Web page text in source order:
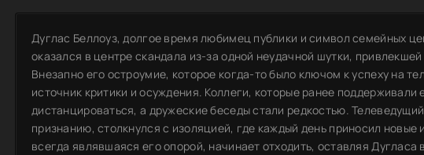
Дуглас Беллоуз, долгое время любимец публики и символ семейных
оказался в центре скандала из-за одной неудачной шутки,
Внезапно его остроумие, которое когда-то было ключом к успеху на
источник критики и осуждения. Коллеги, которые ранее поддерживали
дистанцироваться, а дружеские беседы стали редкостью.
признанию, столкнулся с изоляцией, где каждый день приносил
всегда являвшаяся его опорой, начинает отходить, оставляя